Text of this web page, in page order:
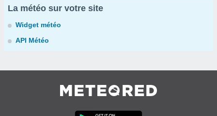
La météo sur votre site
Widget météo
API Météo